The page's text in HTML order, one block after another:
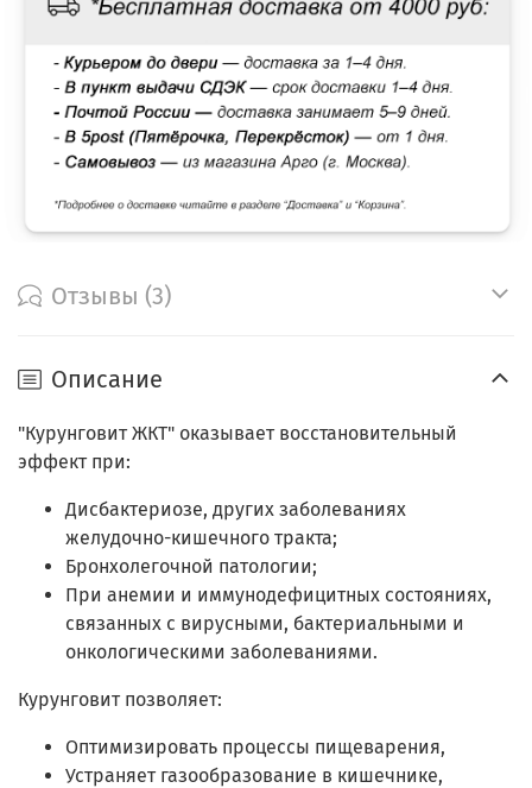
Отзывы (3)
Описание
"Курунговит ЖКТ" оказывает восстановительный
эффект при:
Дисбактериозе, других заболеваниях
желудочно-кишечного тракта;
Бронхолегочной патологии;
При анемии и иммунодефицитных состояниях,
связанных с вирусными, бактериальными и
онкологическими заболеваниями.
Курунговит позволяет:
Оптимизировать процессы пищеварения,
Устраняет газообразование в кишечнике,